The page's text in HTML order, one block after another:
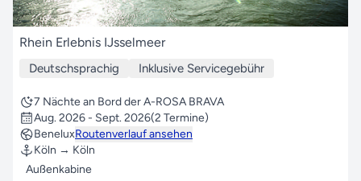
Rhein Erlebnis IJsselmeer
Deutschsprachig Inklusive Servicegebühr
7 Nächte an Bord der A-ROSA BRAVA
Aug. 2026 - Sept. 2026(2 Termine)
BeneluxRoutenverlauf ansehen
Köln → Köln
Außenkabine